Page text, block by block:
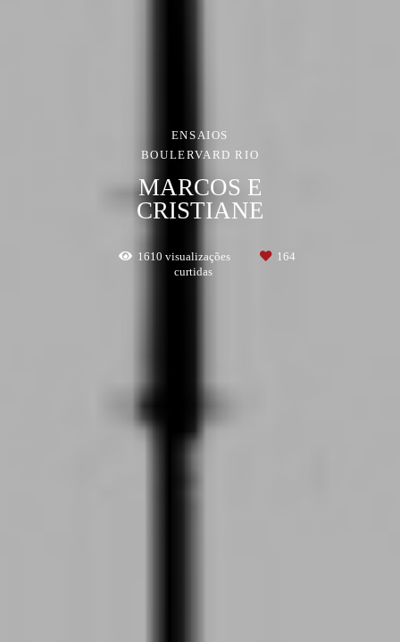
ENSAIOS
BOULERVARD RIO
MARCOS E
CRISTIANE
1610 visualizações
164
curtidas